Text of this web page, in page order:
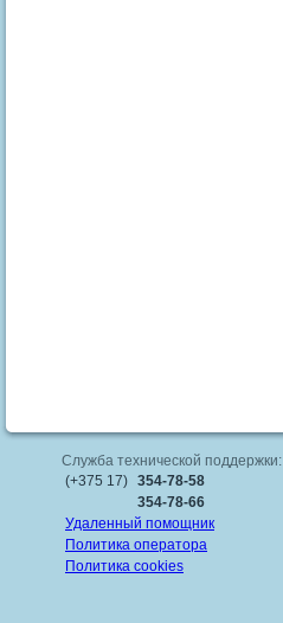
Служба технической поддержки:
(+375 17) 354-78-58
354-78-66
Удаленный помощник
Политика оператора
Политика cookies